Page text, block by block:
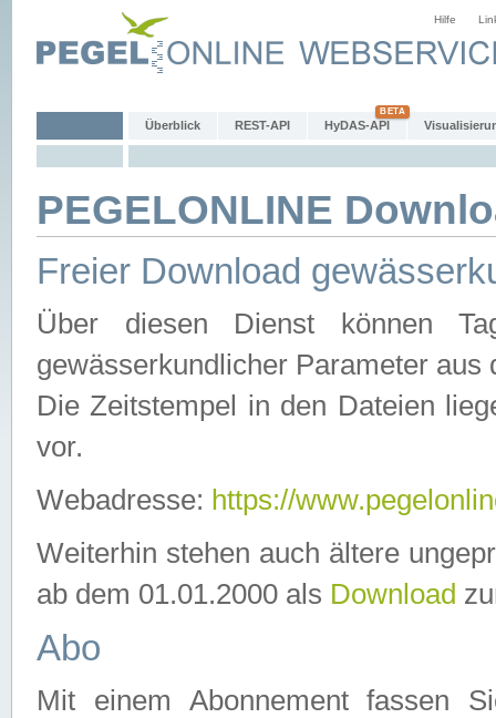
Hilfe
Überblick REST-API HyDAS-API
PEGELONLINE
Freier Download
Über diesen Dienst können
gewässerkundlicher Parameter aus
Die Zeitstempel in den Dateien
vor.
Webadresse: https://
Weiterhin stehen auch ältere
ab dem 01.01.2000 als Download
Abo
Mit einem Abonnement fassen